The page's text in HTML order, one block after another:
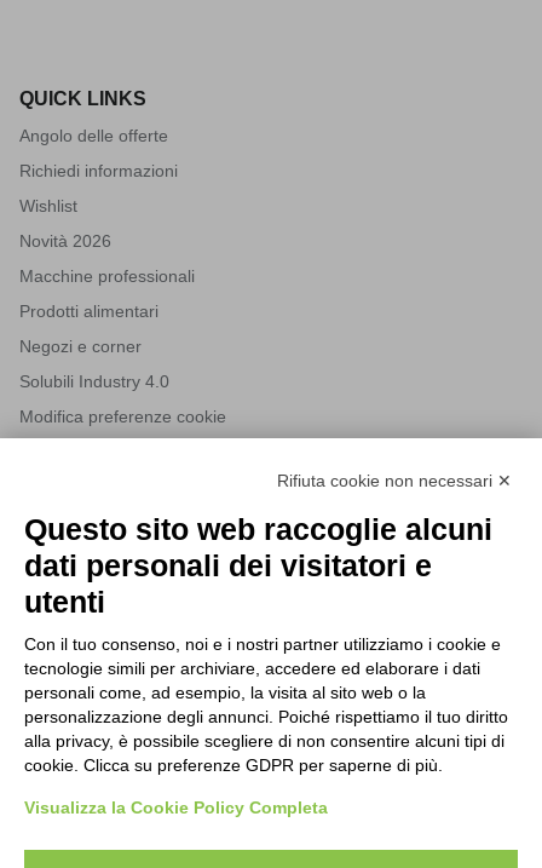
QUICK LINKS
Angolo delle offerte
Richiedi informazioni
Wishlist
Novità 2026
Macchine professionali
Prodotti alimentari
Negozi e corner
Solubili Industry 4.0
Modifica preferenze cookie
Iscriviti alla nostra newsletter per rimanere sempre aggiornato
sulle novità del mondo HORECA e per ricevere offerte esclusive.
Acconsento al trattamento dei dati personali come specificato
nella nostra privacy policy.
ISCRIVITI ALLA NEWSLETTER
Tutti i nuovi prodotti in anteprima e offerte esclusive.
Acconsento al trattamento dei dati personali come
Rifiuta cookie non necessari ✕
Questo sito web raccoglie alcuni
dati personali dei visitatori e
utenti
Con il tuo consenso, noi e i nostri partner utilizziamo i cookie e
tecnologie simili per archiviare, accedere ed elaborare i dati
personali come, ad esempio, la visita al sito web o la
personalizzazione degli annunci. Poiché rispettiamo il tuo diritto
alla privacy, è possibile scegliere di non consentire alcuni tipi di
cookie. Clicca su preferenze GDPR per saperne di più.
Visualizza la Cookie Policy Completa